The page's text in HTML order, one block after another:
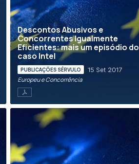
Descontos Abusivos e
Concorrentes Igualmente
Eficientes: mais um episódio do
caso Intel
PUBLICAÇÕES SÉRVULO 15 Set 2017
Europeu e Concorrência